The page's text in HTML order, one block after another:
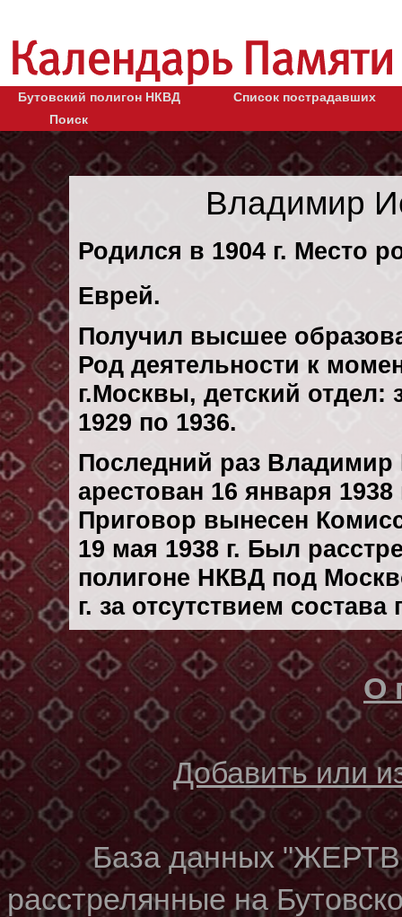
Бутовский полигон НКВД
Список пострадавших
Поиск
Владимир
Родился в 1904 г. Место
Еврей.
Получил высшее
Род деятельности к
г.Москвы, детский
1929 по 1936.
Последний раз Владимир
арестован 16 января 1938
Приговор вынесен
19 мая 1938 г. Был
полигоне НКВД под
г. за отсутствием
О
Добавить или
База данных
расстрелянные на